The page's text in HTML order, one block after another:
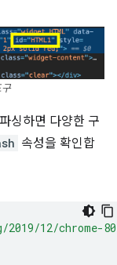
싱하면 다양한 구
속성을 확인합
12/chrome-